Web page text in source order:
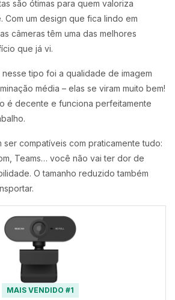
são ótimas para quem valoriza
Com um design que fica lindo em
câmeras têm uma das melhores
que já vi.
tipo foi a qualidade de imagem
média – elas se viram muito bem!
é decente e funciona perfeitamente
ser compatíveis com praticamente tudo:
Teams… você não vai ter dor de
O tamanho reduzido também
MAIS VENDIDO #1